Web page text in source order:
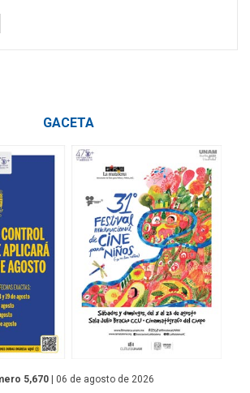
GACETA
5,670 | 06 de agosto de 2026